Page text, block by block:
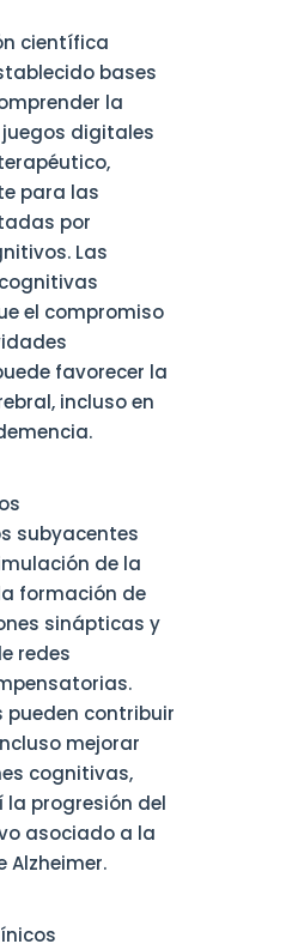
científica
bases
la
digitales
para las
por
Las
el compromiso
favorecer la
incluso en
subyacentes
de la
formación de
sinápticas y
redes
pueden contribuir
mejorar
cognitivas,
progresión del
asociado a la
Alzheimer.